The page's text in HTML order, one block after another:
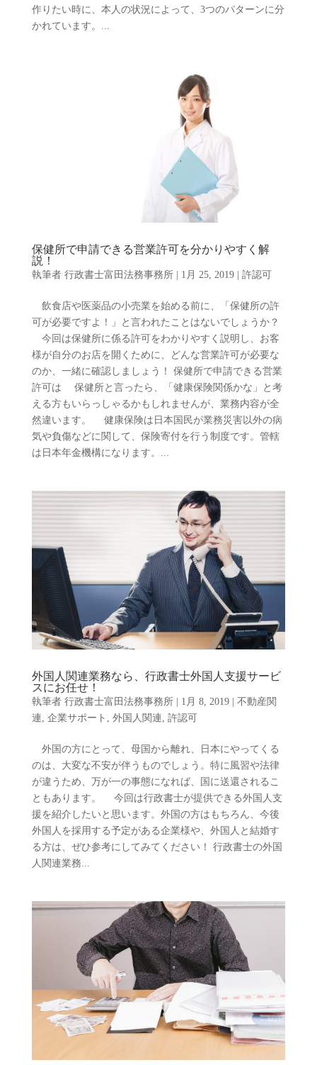
作りたい時に、本人の状況によって、3つのパターンに分
かれています。...
保健所で申請できる営業許可を分かりやすく解
説！
執筆者 行政書士富田法務事務所| 1月 25, 2019| 許認可
飲食店や医薬品の小売業を始める前に、「保健所の許
可が必要ですよ！」と言われたことはないでしょうか？
今回は保健所に係る許可をわかりやすく説明し、お客
様が自分のお店を開くために、どんな営業許可が必要な
のか、一緒に確認しましょう！ 保健所で申請できる営業
許可は 保健所と言ったら、「健康保険関係かな」と考
える方もいらっしゃるかもしれませんが、業務内容が全
然違います。 健康保険は日本国民が業務災害以外の病
気や負傷などに関して、保険寄付を行う制度です。管轄
は日本年金機構になります。...
外国人関連業務なら、行政書士外国人支援サービ
スにお任せ！
執筆者 行政書士富田法務事務所| 1月 8, 2019| 不動産関
連 企業サポート 外国人関連 許認可
外国の方にとって、母国から離れ、日本にやってくる
のは、大変な不安が伴うものでしょう。特に風習や法律
が違うため、万が一の事態になれば、国に送還されるこ
ともあります。 今回は行政書士が提供できる外国人支
援を紹介したいと思います。外国の方はもちろん、今後
外国人を採用する予定がある企業様や、外国人と結婚す
る方は、ぜひ参考にしてみてください！ 行政書士の外国
人関連業務...